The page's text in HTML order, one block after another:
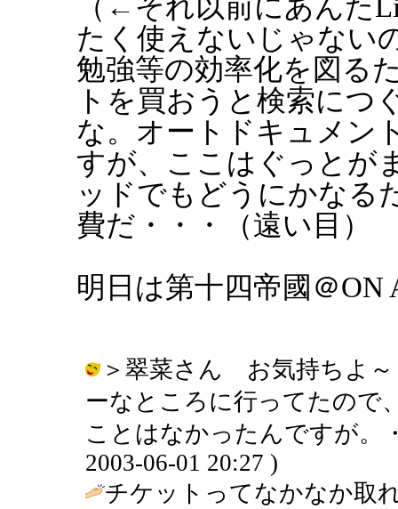
（←それ以前にあんた
たく使えないじゃない
勉強等の効率化を図る
トを買おうと検索につ
な。オートドキュメン
すが、ここはぐっとが
ッドでもどうにかなる
費だ・・・（遠い目）
明日は第十四帝國＠ON
＞翠菜さん お気持ちよ～
ーなところに行ってたので
ことはなかったんですが。
2003-06-01 20:27 )
チケットってなかなか取